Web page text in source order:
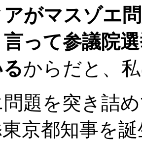
がマスゾエ
って参議院
からだと、
題を突き詰
京都知事を